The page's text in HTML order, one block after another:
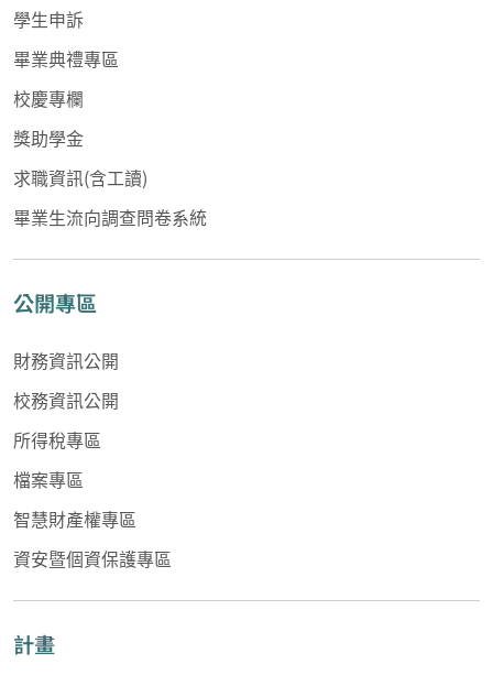
學生申訴
畢業典禮專區
校慶專欄
獎助學金
求職資訊(含工讀)
畢業生流向調查問卷系統
公開專區
財務資訊公開
校務資訊公開
所得稅專區
檔案專區
智慧財產權專區
資安暨個資保護專區
計畫